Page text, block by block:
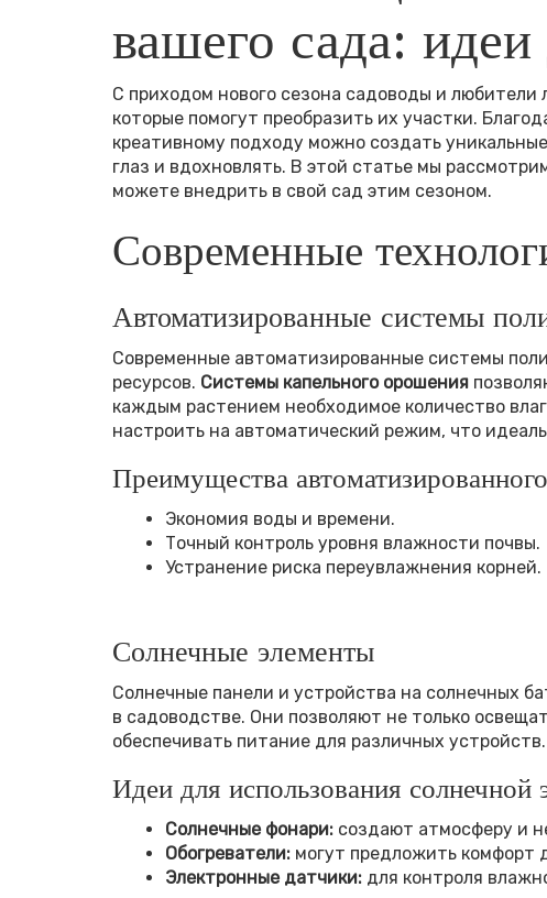
вашего сада: идеи
С приходом нового сезона садоводы и
которые помогут преобразить их участки.
креативному подходу можно создать
глаз и вдохновлять. В этой статье мы
можете внедрить в свой сад этим сезоном.
Современные
Автоматизированные системы
Современные автоматизированные системы
ресурсов. Системы капельного орошения
каждым растением необходимое количество
настроить на автоматический режим, что
Преимущества
Экономия воды и времени.
Точный контроль уровня влажности почвы.
Устранение риска переувлажнения корней.
Солнечные элементы
Солнечные панели и устройства на солнечных
в садоводстве. Они позволяют не только
обеспечивать питание для различных устройств.
Идеи для использования солнечной
Солнечные фонари: создают атмосферу и
Обогреватели: могут предложить комфорт
Электронные датчики: для контроля